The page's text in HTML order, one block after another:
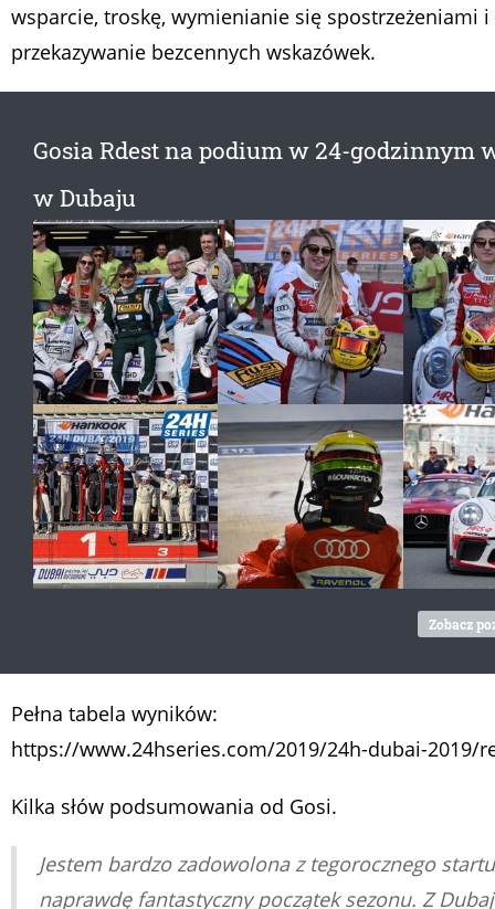
wsparcie, troskę, wymienianie się spostrzeżeniami i
przekazywanie bezcennych wskazówek.
Gosia Rdest na podium w 24-godzinnym
w Dubaju
Zobacz
Pełna tabela wyników:
https://www.24hseries.com/2019/24h-dubai-2019/
Kilka słów podsumowania od Gosi.
Jestem bardzo zadowolona z tegorocznego
naprawdę fantastyczny początek sezonu. Z